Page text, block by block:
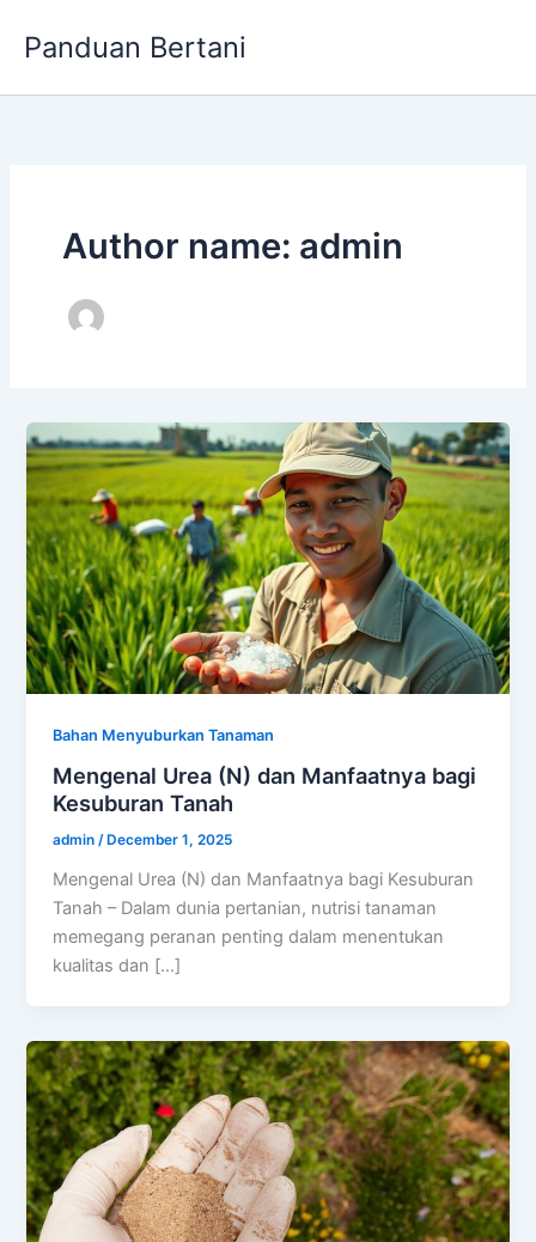
Panduan Bertani
Author name: admin
Bahan Menyuburkan Tanaman
Mengenal Urea (N) dan Manfaatnya bagi
Kesuburan Tanah
admin/ December 1, 2025
Mengenal Urea (N) dan Manfaatnya bagi Kesuburan
Tanah – Dalam dunia pertanian, nutrisi tanaman
memegang peranan penting dalam menentukan
kualitas dan […]